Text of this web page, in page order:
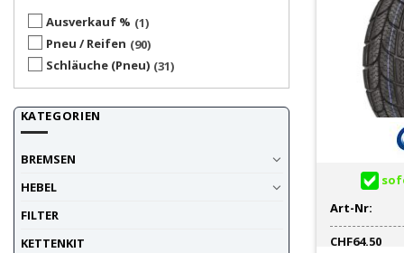
Ausverkauf % 1
Pneu / Reifen
90
Schläuche (Pneu) 31
KATEGORIEN
BREMSEN
HEBEL
FILTER
KETTENKIT
Art-Nr:
CHF64.50